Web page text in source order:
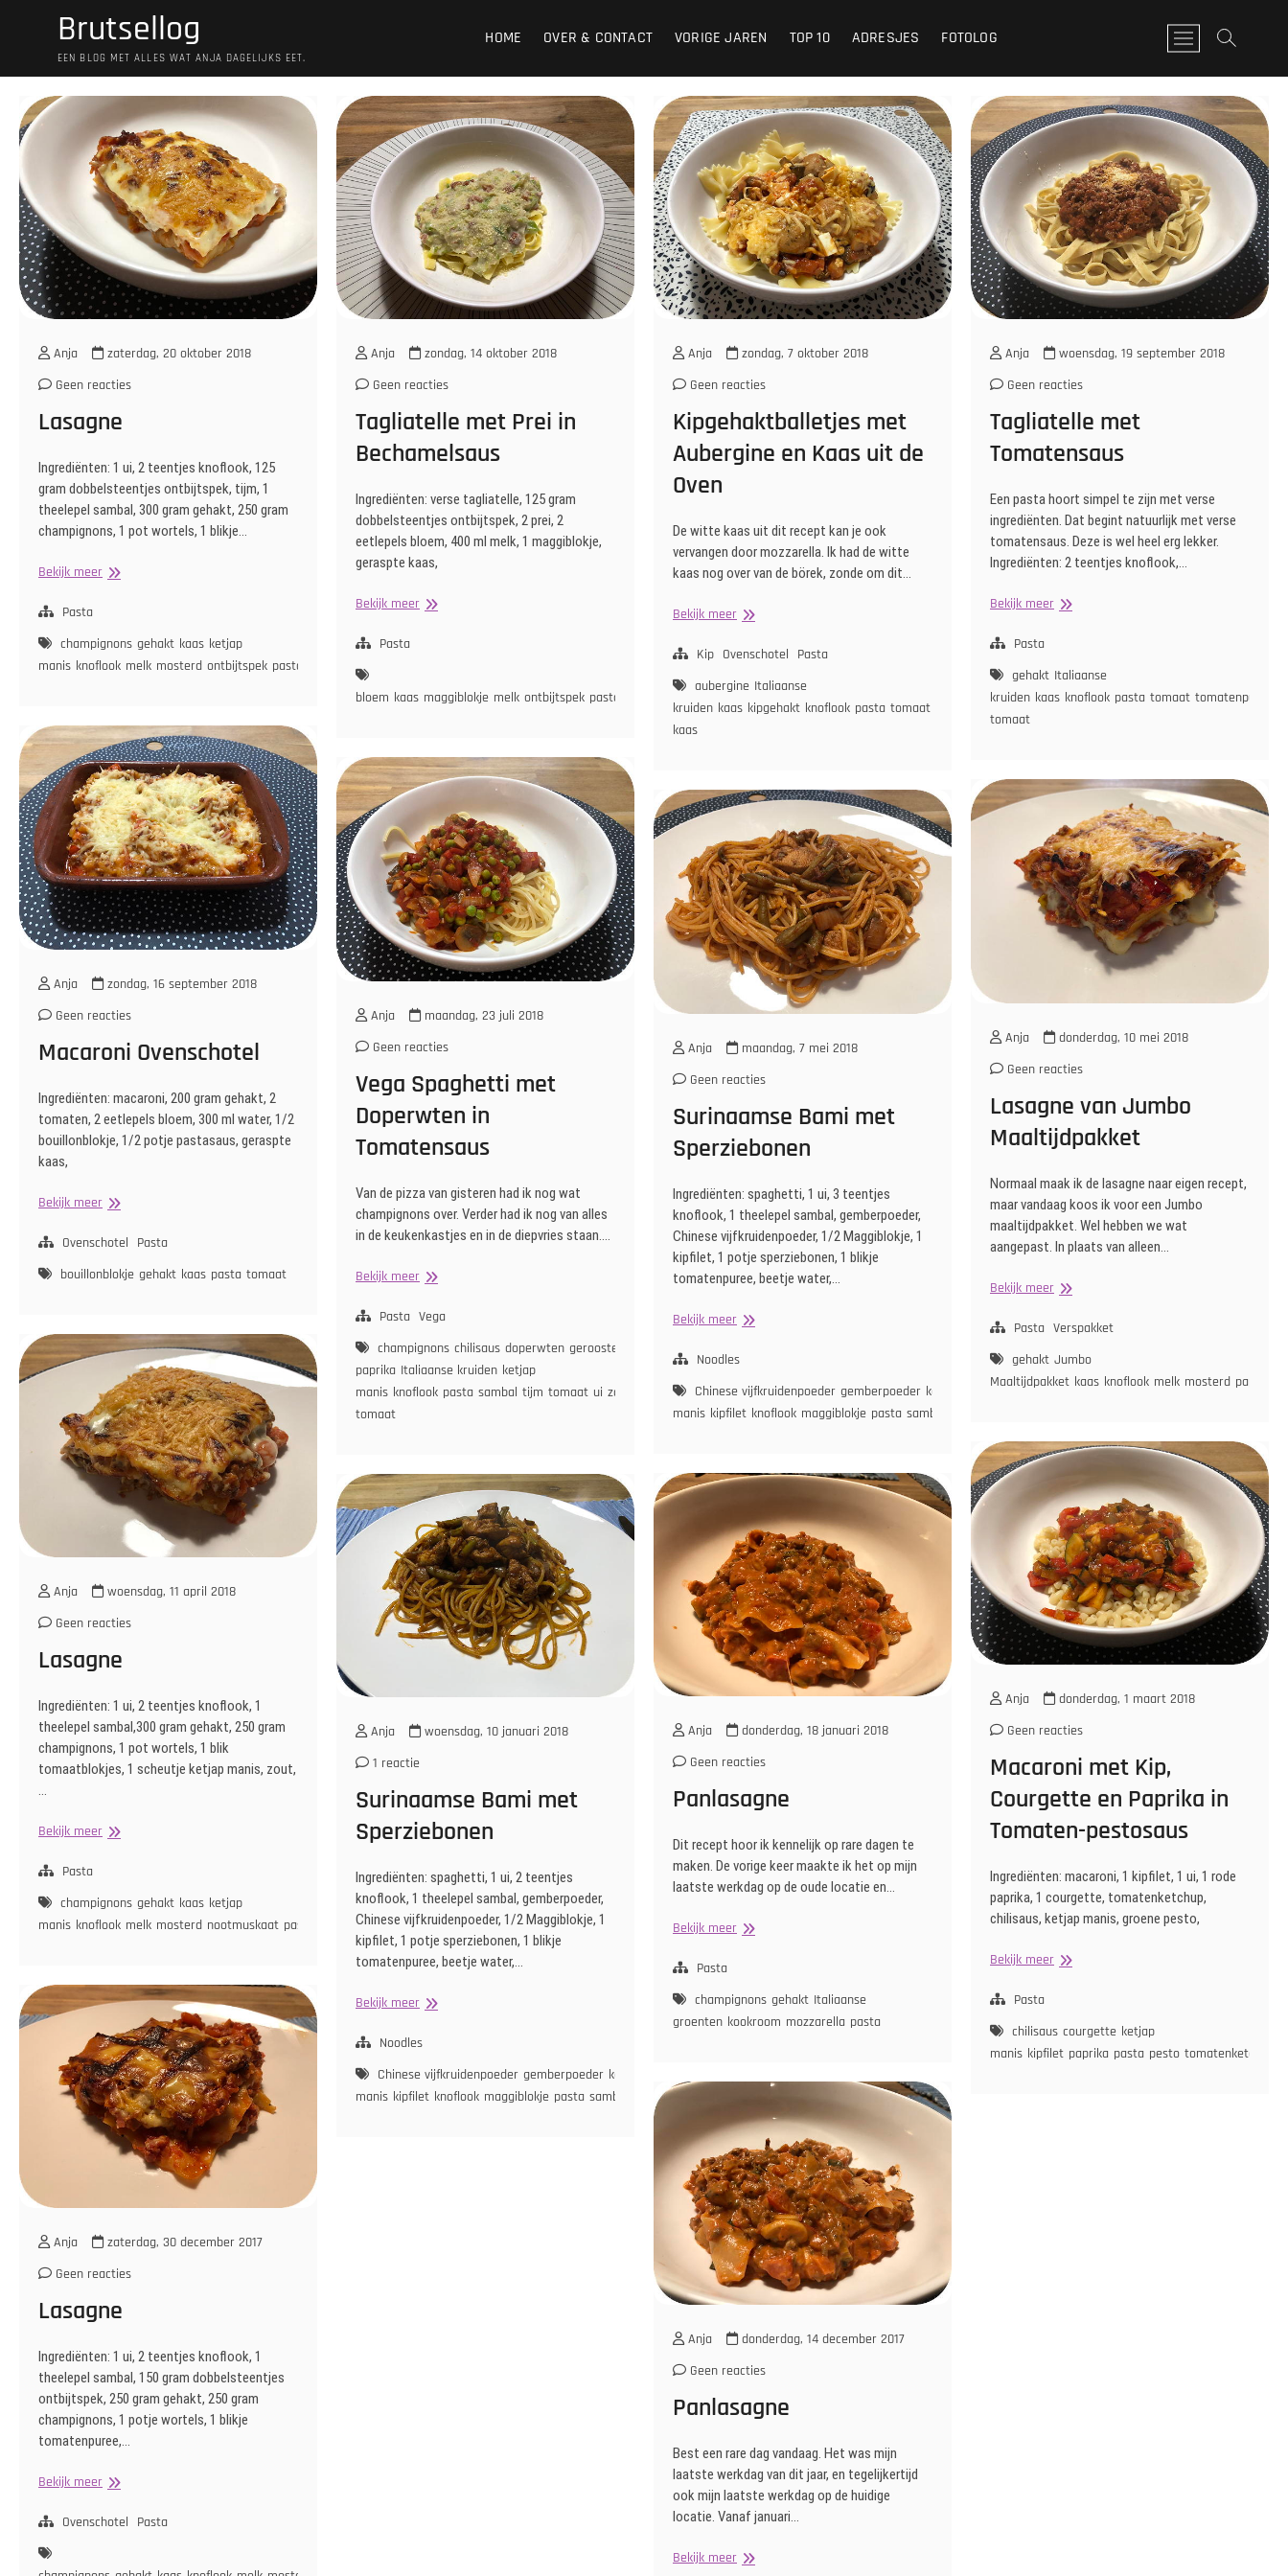
Brutsellog
EEN BLOG MET ALLES WAT ANJA DAGELIJKS EET.
HOME OVER & CONTACT VORIGE JAREN TOP 10 ADRESJES FOTOLOG
M
e
n
u
k
o
p
Anja
zaterdag, 20 oktober 2018
Geen reacties
Lasagne
Ingrediënten: 1 ui, 2 teentjes knoflook, 125
gram dobbelsteentjes ontbijtspek, tijm, 1
theelepel sambal, 300 gram gehakt, 250 gram
champignons, 1 pot wortels, 1 blikje…
Bekijk meerLasagne
Pasta
champignons gehakt kaas ketjap
manis knoflook melk mosterd ontbijtspek pasta tijm
Anja
zondag, 14 oktober 2018
Geen reacties
Tagliatelle met Prei in
Bechamelsaus
Ingrediënten: verse tagliatelle, 125 gram
dobbelsteentjes ontbijtspek, 2 prei, 2
eetlepels bloem, 400 ml melk, 1 maggiblokje,
geraspte kaas,
Bekijk meerTagliatelle
Pasta
bloem kaas maggiblokje melk ontbijtspek pasta
Anja
zondag, 7 oktober 2018
Geen reacties
Kipgehaktballetjes met
Aubergine en Kaas uit de
Oven
De witte kaas uit dit recept kan je ook
vervangen door mozzarella. Ik had de witte
kaas nog over van de börek, zonde om dit…
Bekijk meerKipgehaktballetjes
Aubergine
Kaas
uit
Kip Ovenschotel
Pasta
aubergine Italiaanse
kruiden kaas kipgehakt knoflook pasta tomaat
kaas
Anja
woensdag, 19 september 2018
Geen reacties
Tagliatelle met
Tomatensaus
Een pasta hoort simpel te zijn met verse
ingrediënten. Dat begint natuurlijk met verse
tomatensaus. Deze is wel heel erg lekker.
Ingrediënten: 2 teentjes knoflook,…
Bekijk meerTagliatelle
Pasta
gehakt Italiaanse
kruiden kaas knoflook pasta tomaat tomatenpuree
tomaat
Anja
zondag, 16 september 2018
Geen reacties
Macaroni Ovenschotel
Ingrediënten: macaroni, 200 gram gehakt, 2
tomaten, 2 eetlepels bloem, 300 ml water, 1/2
bouillonblokje, 1/2 potje pastasaus, geraspte
kaas,
Bekijk meerMacaroni
Ovenschotel
Pasta
bouillonblokje gehakt kaas pasta tomaat
Anja
maandag, 23 juli 2018
Geen reacties
Vega Spaghetti met
Doperwten in
Tomatensaus
Van de pizza van gisteren had ik nog wat
champignons over. Verder had ik nog van alles
in de keukenkastjes en in de diepvries staan.…
Bekijk meerVega
met
in
Tomatensaus
Pasta Vega
champignons chilisaus doperwten geroosterde
paprika Italiaanse kruiden ketjap
manis knoflook pasta sambal tijm tomaat ui zongedroogde
tomaat
Anja
donderdag, 10 mei 2018
Geen reacties
Lasagne van Jumbo
Maaltijdpakket
Normaal maak ik de lasagne naar eigen recept,
maar vandaag koos ik voor een Jumbo
maaltijdpakket. Wel hebben we wat
aangepast. In plaats van alleen…
Bekijk meerLasagne
Jumbo
Pasta Verspakket
gehakt Jumbo
Maaltijdpakket kaas knoflook melk mosterd paprika
Anja
maandag, 7 mei 2018
Geen reacties
Surinaamse Bami met
Sperziebonen
Ingrediënten: spaghetti, 1 ui, 3 teentjes
knoflook, 1 theelepel sambal, gemberpoeder,
Chinese vijfkruidenpoeder, 1/2 Maggiblokje, 1
kipfilet, 1 potje sperziebonen, 1 blikje
tomatenpuree, beetje water,…
Bekijk meerSurinaamse
met
Noodles
Chinese vijfkruidenpoeder gemberpoeder ketjap
manis kipfilet knoflook maggiblokje pasta sambal
Anja
woensdag, 11 april 2018
Geen reacties
Lasagne
Ingrediënten: 1 ui, 2 teentjes knoflook, 1
theelepel sambal,300 gram gehakt, 250 gram
champignons, 1 pot wortels, 1 blik
tomaatblokjes, 1 scheutje ketjap manis, zout,
…
Bekijk meerLasagne
Pasta
champignons gehakt kaas ketjap
manis knoflook melk mosterd nootmuskaat pasta sambal tomaat ui wortel
Anja
donderdag, 1 maart 2018
Geen reacties
Macaroni met Kip,
Courgette en Paprika in
Tomaten-pestosaus
Ingrediënten: macaroni, 1 kipfilet, 1 ui, 1 rode
paprika, 1 courgette, tomatenketchup,
chilisaus, ketjap manis, groene pesto,
Bekijk meerMacaroni
en
Paprika
Pasta
chilisaus courgette ketjap
manis kipfilet paprika pasta pesto tomatenketchup
Anja
donderdag, 18 januari 2018
Geen reacties
Panlasagne
Dit recept hoor ik kennelijk op rare dagen te
maken. De vorige keer maakte ik het op mijn
laatste werkdag op de oude locatie en…
Bekijk meerPanlasagne
Pasta
champignons gehakt Italiaanse
groenten kookroom mozzarella pasta
Anja
woensdag, 10 januari 2018
1 reactie
Surinaamse Bami met
Sperziebonen
Ingrediënten: spaghetti, 1 ui, 2 teentjes
knoflook, 1 theelepel sambal, gemberpoeder,
Chinese vijfkruidenpoeder, 1/2 Maggiblokje, 1
kipfilet, 1 potje sperziebonen, 1 blikje
tomatenpuree, beetje water,…
Bekijk meerSurinaamse
met
Noodles
Chinese vijfkruidenpoeder gemberpoeder ketjap
manis kipfilet knoflook maggiblokje pasta sambal sojasaus
Anja
zaterdag, 30 december 2017
Geen reacties
Lasagne
Ingrediënten: 1 ui, 2 teentjes knoflook, 1
theelepel sambal, 150 gram dobbelsteentjes
ontbijtspek, 250 gram gehakt, 250 gram
champignons, 1 potje wortels, 1 blikje
tomatenpuree,…
Bekijk meerLasagne
Ovenschotel Pasta
Anja
donderdag, 14 december 2017
Geen reacties
Panlasagne
Best een rare dag vandaag. Het was mijn
laatste werkdag van dit jaar, en tegelijkertijd
ook mijn laatste werkdag op de huidige
locatie. Vanaf januari…
Bekijk meerPanlasagne